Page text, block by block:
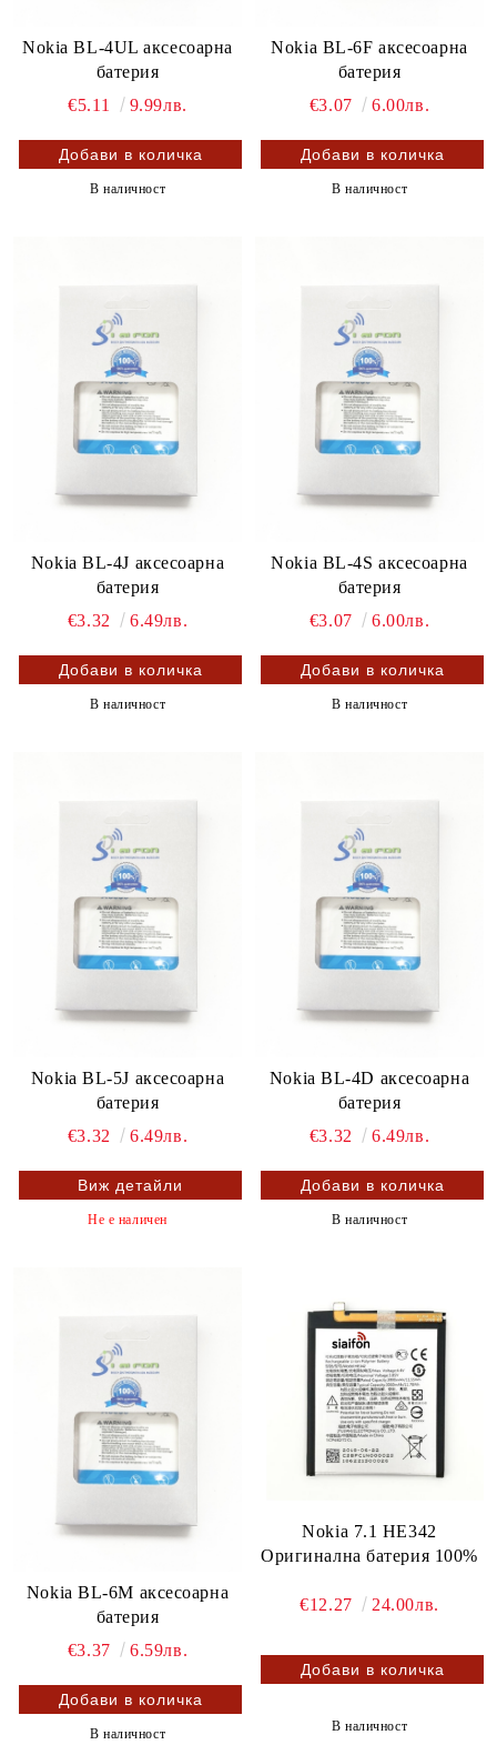
Nokia BL-4UL аксесоарна
батерия
€5.11
9.99лв.
В наличност
Nokia BL-6F аксесоарна
батерия
€3.07
6.00лв.
В наличност
Nokia BL-4J аксесоарна
батерия
€3.32
6.49лв.
В наличност
Nokia BL-4S аксесоарна
батерия
€3.07
6.00лв.
В наличност
Nokia BL-5J аксесоарна
батерия
€3.32
6.49лв.
Виж детайли
Не е наличен
Nokia BL-4D аксесоарна
батерия
€3.32
6.49лв.
В наличност
Nokia BL-6M аксесоарна
батерия
€3.37
6.59лв.
В наличност
Nokia 7.1 HE342
Оригинална батерия 100%
€12.27 24.00лв.
В наличност